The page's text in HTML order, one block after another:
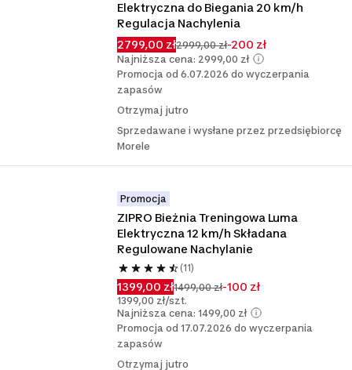
Elektryczna do Biegania 20 km/h
Regulacja Nachylenia
2799,00 zł2999,00 zł-200 zł
Najniższa cena: 2999,00 zł
Promocja od 6.07.2026 do wyczerpania
zapasów
Otrzymaj jutro
Sprzedawane i wysłane przez przedsiębiorcę
Morele
Promocja
ZIPRO Bieżnia Treningowa Luma
Elektryczna 12 km/h Składana
Regulowane Nachylanie
(11)
1399,00 zł1499,00 zł-100 zł
1399,00 zł/szt.
Najniższa cena: 1499,00 zł
Promocja od 17.07.2026 do wyczerpania
zapasów
Otrzymaj jutro